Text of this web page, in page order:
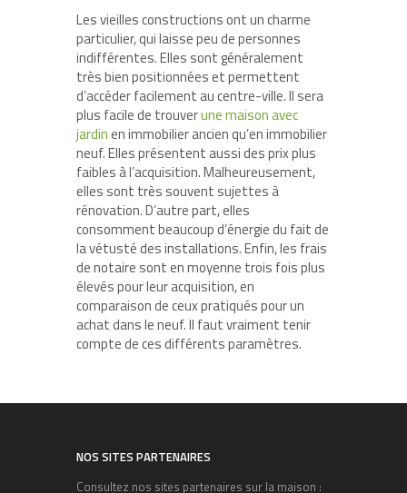
Les vieilles constructions ont un charme
particulier, qui laisse peu de personnes
indifférentes. Elles sont généralement
très bien positionnées et permettent
d’accéder facilement au centre-ville. Il sera
plus facile de trouverune maison avec
jardinen immobilier ancien qu’en immobilier
neuf. Elles présentent aussi des prix plus
faibles à l’acquisition. Malheureusement,
elles sont très souvent sujettes à
rénovation. D’autre part, elles
consomment beaucoup d’énergie du fait de
la vétusté des installations. Enfin, les frais
de notaire sont en moyenne trois fois plus
élevés pour leur acquisition, en
comparaison de ceux pratiqués pour un
achat dans le neuf. Il faut vraiment tenir
compte de ces différents paramètres.
NOS SITES PARTENAIRES
Consultez nos sites partenaires sur la maison :